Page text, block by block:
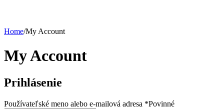
Home/My Account
My Account
Prihlásenie
Používateľské meno alebo e-mailová adresa *Povinné